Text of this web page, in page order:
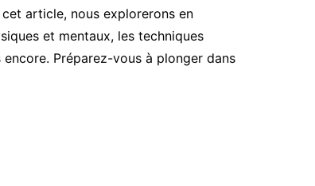
article, nous explorerons en
et mentaux, les techniques
Préparez-vous à plonger dans